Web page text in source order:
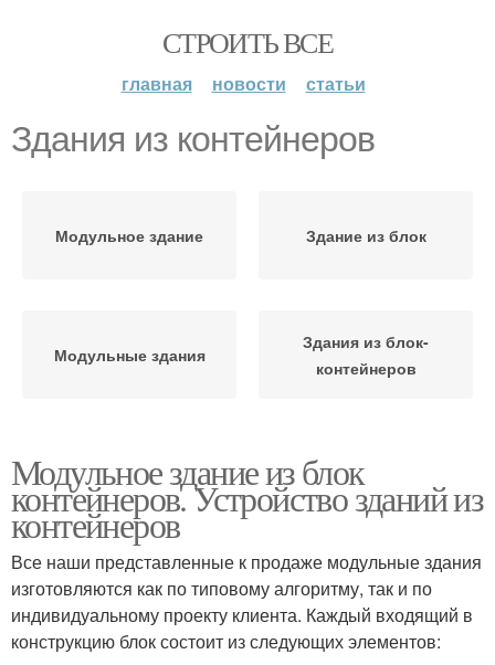
СТРОИТЬ ВСЕ
главная новости статьи
Здания из контейнеров
Модульное здание Здание из блок
Модульные здания
Здания из блок-
контейнеров
Модульное здание из блок
контейнеров. Устройство зданий из
контейнеров
Все наши представленные к продаже модульные здания
изготовляются как по типовому алгоритму, так и по
индивидуальному проекту клиента. Каждый входящий в
конструкцию блок состоит из следующих элементов: